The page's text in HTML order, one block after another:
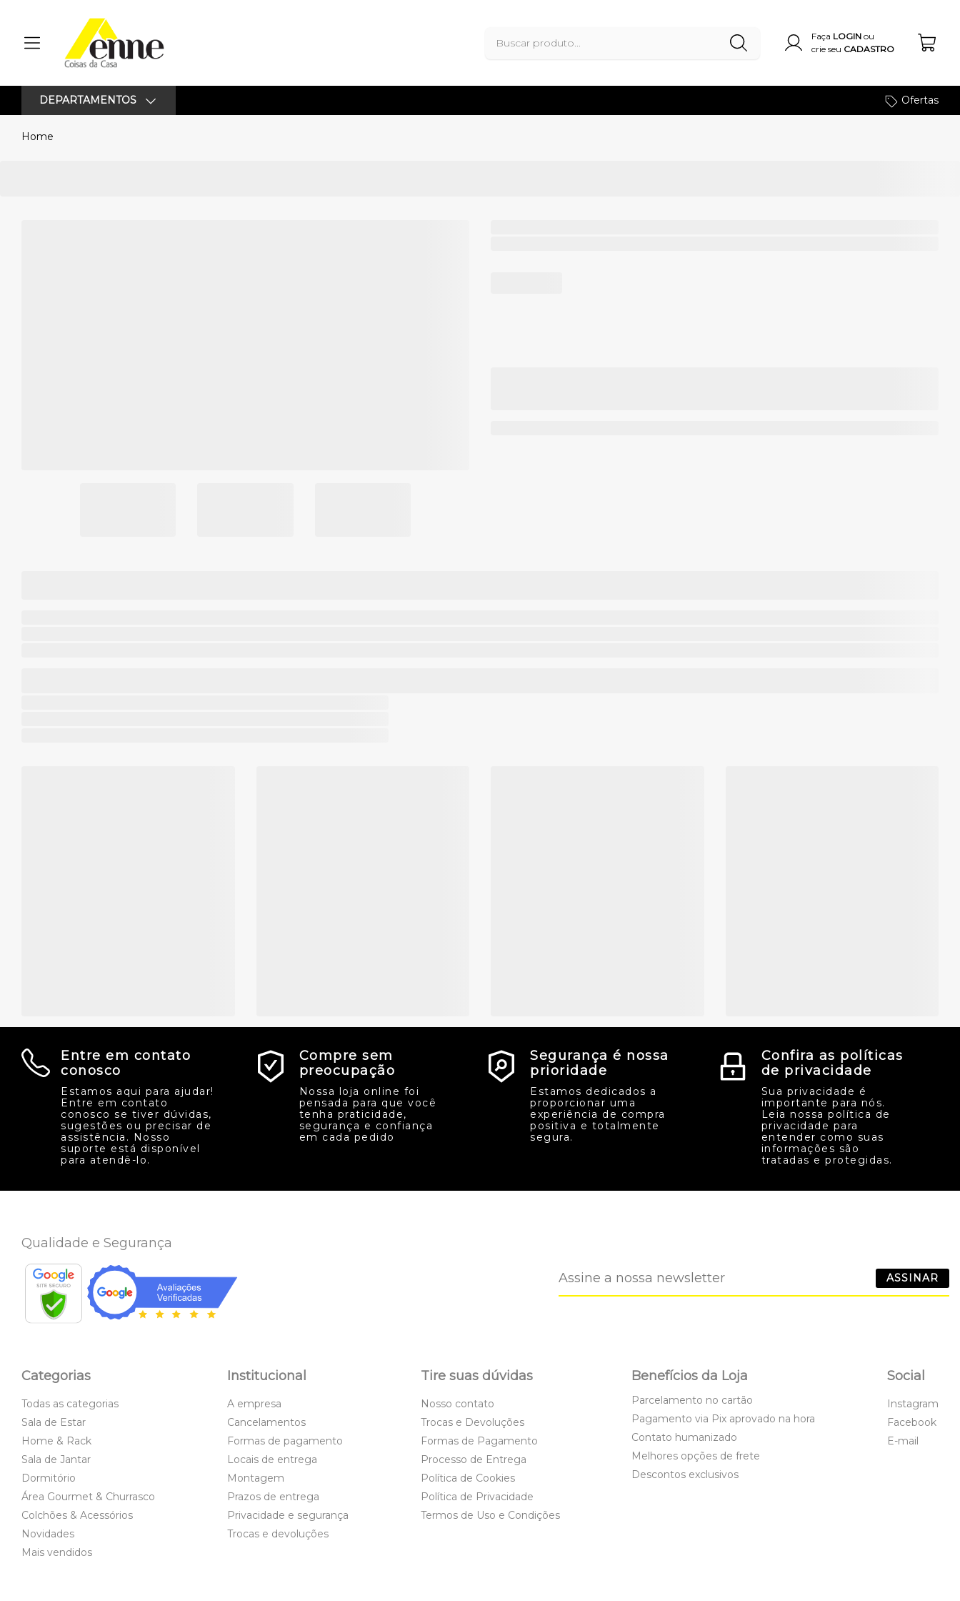
Faça LOGIN ou
crie seu CADASTRO
DEPARTAMENTOS Ofertas
Home
Entre em contato
conosco
Estamos aqui para ajudar!
Entre em contato
conosco se tiver dúvidas,
sugestões ou precisar de
assistência. Nosso
suporte está disponível
para atendê-lo.
Compre sem
preocupação
Nossa loja online foi
pensada para que você
tenha praticidade,
segurança e confiança
em cada pedido
Segurança é nossa
prioridade
Estamos dedicados a
proporcionar uma
experiência de compra
positiva e totalmente
segura.
Confira as políticas
de privacidade
Sua privacidade é
importante para nós.
Leia nossa política de
privacidade para
entender como suas
informações são
tratadas e protegidas.
Qualidade e Segurança
ASSINAR
Categorias
Todas as categorias
Sala de Estar
Home & Rack
Sala de Jantar
Dormitório
Área Gourmet & Churrasco
Colchões & Acessórios
Novidades
Mais vendidos
Institucional
A empresa
Cancelamentos
Formas de pagamento
Locais de entrega
Montagem
Prazos de entrega
Privacidade e segurança
Trocas e devoluções
Tire suas dúvidas
Nosso contato
Trocas e Devoluções
Formas de Pagamento
Processo de Entrega
Política de Cookies
Política de Privacidade
Termos de Uso e Condições
Benefícios da Loja
Parcelamento no cartão
Pagamento via Pix aprovado na hora
Contato humanizado
Melhores opções de frete
Descontos exclusivos
Social
Instagram
Facebook
E-mail